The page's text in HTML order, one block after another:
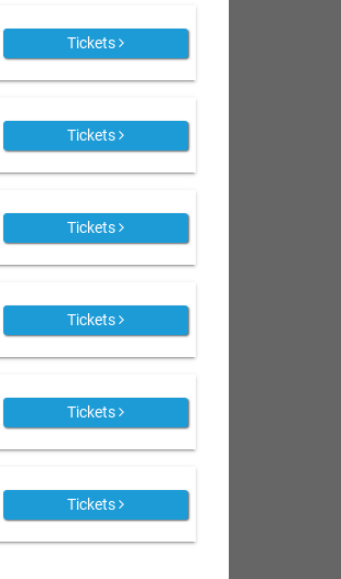
Tickets
Tickets
Tickets
Tickets
Tickets
Tickets